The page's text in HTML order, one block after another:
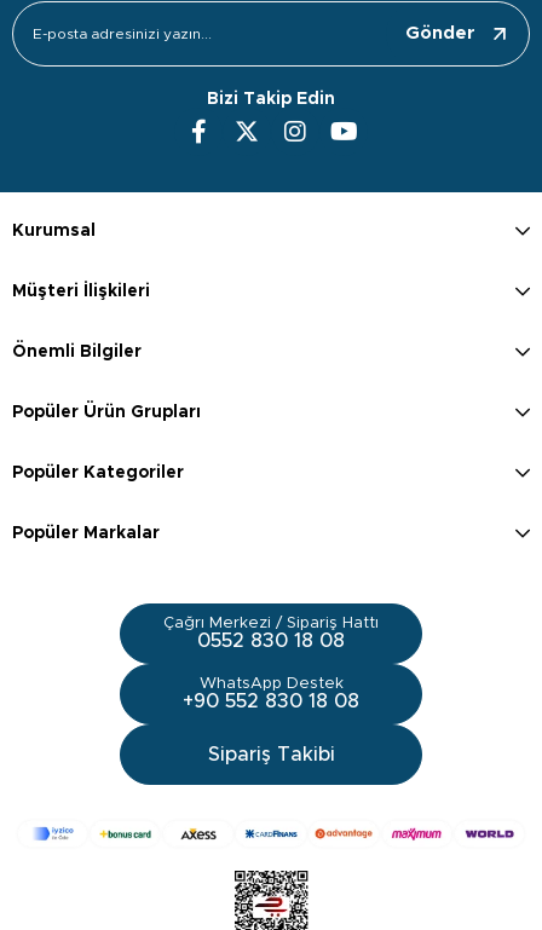
Gönder
Bizi Takip Edin
Kurumsal
Müşteri İlişkileri
Önemli Bilgiler
Popüler Ürün Grupları
Popüler Kategoriler
Popüler Markalar
Çağrı Merkezi / Sipariş Hattı
0552 830 18 08
WhatsApp Destek
+90 552 830 18 08
Sipariş Takibi